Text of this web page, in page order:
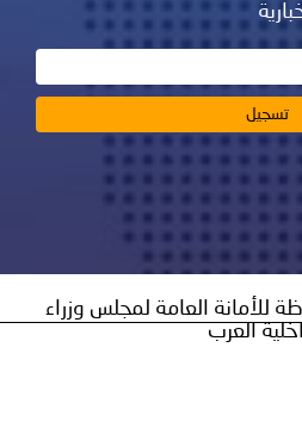
العامة لمجلس وزراء